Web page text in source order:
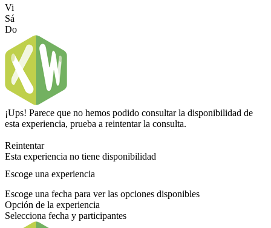
Vi
Sá
Do
¡Ups! Parece que no hemos podido consultar la disponibilidad de
esta experiencia, prueba a reintentar la consulta.
Reintentar
Esta experiencia no tiene disponibilidad
Escoge una experiencia
Escoge una fecha para ver las opciones disponibles
Opción de la experiencia
Selecciona fecha y participantes